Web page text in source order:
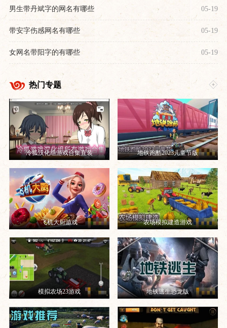
男生带丹斌字的网名有哪些 05-19
带安字伤感网名有哪些 05-19
女网名带阳字的有哪些 05-19
热门专题
冷狐汉化组游戏合集直装 地铁跑酷2023儿童节版
飞机大厨游戏 农场模拟建造游戏
模拟农场23游戏 地铁逃生恐龙版